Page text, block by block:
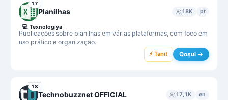
17
Planilhas 18K pt
Publicações sobre planilhas em várias plataformas, com foco em
uso prático e organização.
💻 Texnologiya
⚡ Tanıt Qoşul →
18
Technobuzznet OFFICIAL 17,1K en